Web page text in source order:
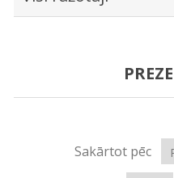
Sakārtot pēc